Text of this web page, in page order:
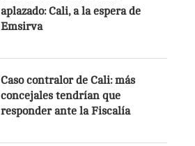
aplazado: Cali, a la espera de
Emsirva
Caso contralor de Cali: más
concejales tendrían que
responder ante la Fiscalía